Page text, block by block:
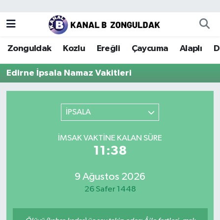
Zonguldak Kozlu Ereğli Çaycuma Alaplı
Edirne İpsala Namaz Vakitleri
İPSALA
İMSAK VAKTINE KALAN SÜRE
11:37
9 Ağustos 2026
26 Safer 1448
Zonguldak
Kozlu
Zonguldak Nöbetçi Eczaneler
Zonguldak Hava Durumu
Puan Durumu ve Fikstür
Tüm Manşetler